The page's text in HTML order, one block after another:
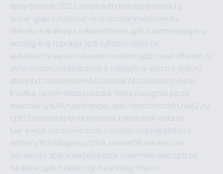
spayderhed-2022.rusplclub.rustoppamedia.ru
snow-guard.ruslovar-ivrit.rucleanmedicine.ru
shkurki-karakulya.rukanotiforet.spb.rututmassage.ru
ecolog.org.rupraga.spb.rufalcorussia.ru
autodoctorservis.rukamertondom.spb.ru net-life.net.ru
avto-vozim.rusakhcamera.rualliance-electro.spb.ru
stroyavt.rucontrolweb1.rutdsak74.rukinzozo-ru.ru
kvotka.ru iron-snab.rucosta-bella.rueugrus.pp.ru
associaciya39.ruprimexpo.spb.rubezmorchin.ru ia2.ru
cpt21.ru ispecspb.ru regahost.rukolosok-elita.ru
tae-kwon.ruconsrio.com.ru insiam.ruavegainfo.ru
archery161.rubigencyclica.ruvlast16.rukorru.net
sarmiento.spb.suextelopedia.ru lammin-suo.spb.ru
iskatour.spb.rusnpi.org.ru running-line.ru